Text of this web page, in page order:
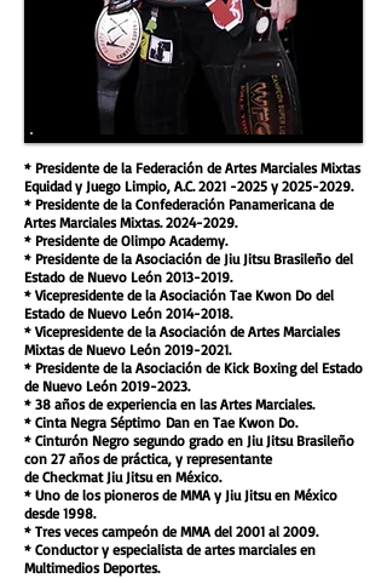
* Presidente de la Federación de Artes Marciales Mixtas
Equidad y Juego Limpio, A.C.2021 -2025 y 2025-2029.
* Presidente de la Confederación Panamericana de
Artes Marciales Mixtas. 2024-2029.
* Presidente de Olimpo Academy.
* Presidente de la Asociación de Jiu Jitsu Brasileño del
Estado de Nuevo León 2013-2019.
* Vicepresidente de la Asociación Tae Kwon Do del
Estado de Nuevo León 2014-2018.
* Vicepresidente de la Asociación de Artes Marciales
Mixtas de Nuevo León 2019-2021.
* Presidente de la Asociación de Kick Boxing del Estado
de Nuevo León 2019-2023.
* 38 años de experiencia en las Artes Marciales.
* Cinta Negra Séptimo Dan en Tae Kwon Do.
* Cinturón Negro segundo grado en Jiu Jitsu Brasileño
con 27 años de práctica, y representante
de Checkmat Jiu Jitsu en México.
* Uno de los pioneros de MMA y Jiu Jitsu en México
desde 1998.
* Tres veces campeón de MMA del 2001 al 2009.
* Conductor y especialista de artes marciales en
Multimedios Deportes.